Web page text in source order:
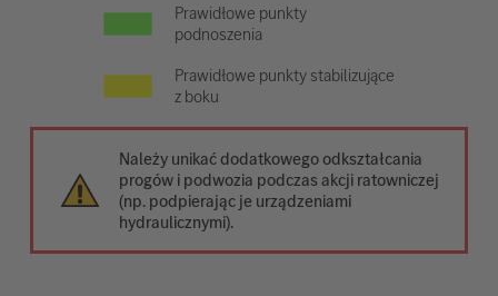
Prawidłowe punkty
podnoszenia
Prawidłowe punkty stabilizujące
z boku
Należy unikać dodatkowego odkształcania
progów i podwozia podczas akcji ratowniczej
(np. podpierając je urządzeniami
hydraulicznymi).